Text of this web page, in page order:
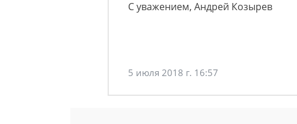
С уважением, Андрей Козырев
5 июля 2018 г. 16:57